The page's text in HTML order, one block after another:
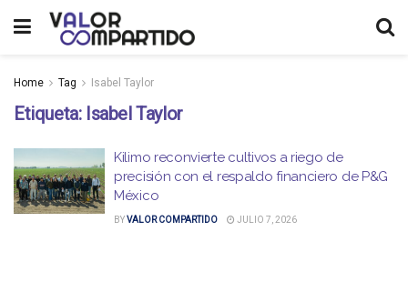
Home Tag Isabel Taylor
Etiqueta: Isabel Taylor
Kilimo reconvierte cultivos a riego de
precisión con el respaldo financiero de P&G
México
BYVALOR COMPARTIDO JULIO 7, 2026